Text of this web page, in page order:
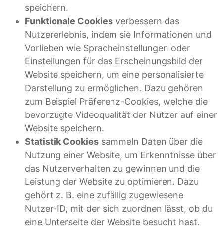
speichern.
Funktionale Cookies verbessern das
Nutzererlebnis, indem sie Informationen und
Vorlieben wie Spracheinstellungen oder
Einstellungen für das Erscheinungsbild der
Website speichern, um eine personalisierte
Darstellung zu ermöglichen. Dazu gehören
zum Beispiel Präferenz-Cookies, welche die
bevorzugte Videoqualität der Nutzer auf einer
Website speichern.
Statistik Cookies sammeln Daten über die
Nutzung einer Website, um Erkenntnisse über
das Nutzerverhalten zu gewinnen und die
Leistung der Website zu optimieren. Dazu
gehört z. B. eine zufällig zugewiesene
Nutzer-ID, mit der sich zuordnen lässt, ob du
eine Unterseite der Website besucht hast.